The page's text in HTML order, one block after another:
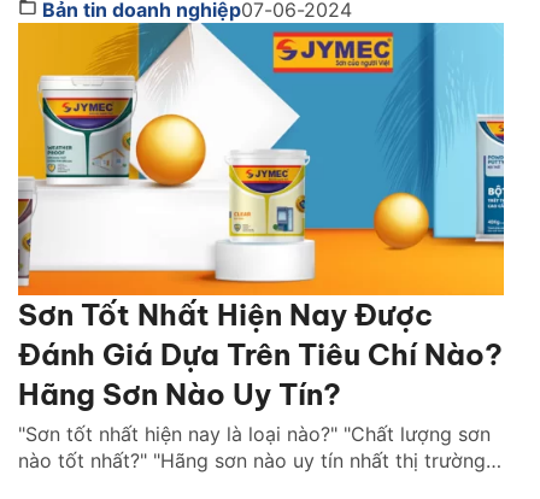
của đại lý phân phối, nhà thầu và chủ đầu tư. Công
ty cổ phần Sơn JYMEC, với danh tiếng về chất lượng
Bản tin doanh nghiệp07-06-2024
Sơn Tốt Nhất Hiện Nay Được
Đánh Giá Dựa Trên Tiêu Chí Nào?
Hãng Sơn Nào Uy Tín?
"Sơn tốt nhất hiện nay là loại nào?" "Chất lượng sơn
nào tốt nhất?" "Hãng sơn nào uy tín nhất thị trường